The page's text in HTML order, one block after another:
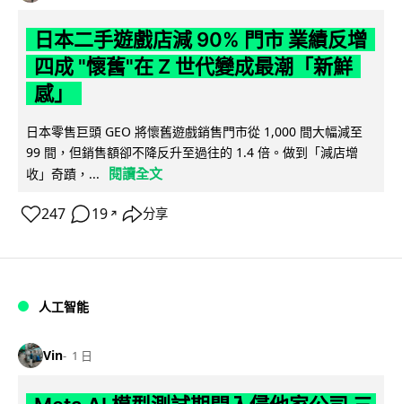
日本二手遊戲店減 90% 門市 業績反增
四成 "懷舊"在 Z 世代變成最潮「新鮮
感」
日本零售巨頭 GEO 將懷舊遊戲銷售門市從 1,000 間大幅減至
99 間，但銷售額卻不降反升至過往的 1.4 倍。做到「減店增
收」奇蹟，...
閱讀全文
247 19 ↗ 分享
人工智能
Vin 1 日